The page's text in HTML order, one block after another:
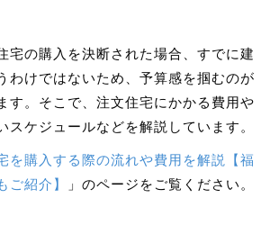
宅の購入を決断された場合、すでに建
わけではないため、予算感を掴むのが
す。そこで、注文住宅にかかる費用や
スケジュールなどを解説しています。
を購入する際の流れや費用を解説【福
ご紹介】
」のページをご覧ください。